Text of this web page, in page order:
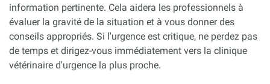
information pertinente. Cela aidera les professionnels à
évaluer la gravité de la situation et à vous donner des
conseils appropriés. Si l'urgence est critique, ne perdez pas
de temps et dirigez-vous immédiatement vers la clinique
vétérinaire d'urgence la plus proche.